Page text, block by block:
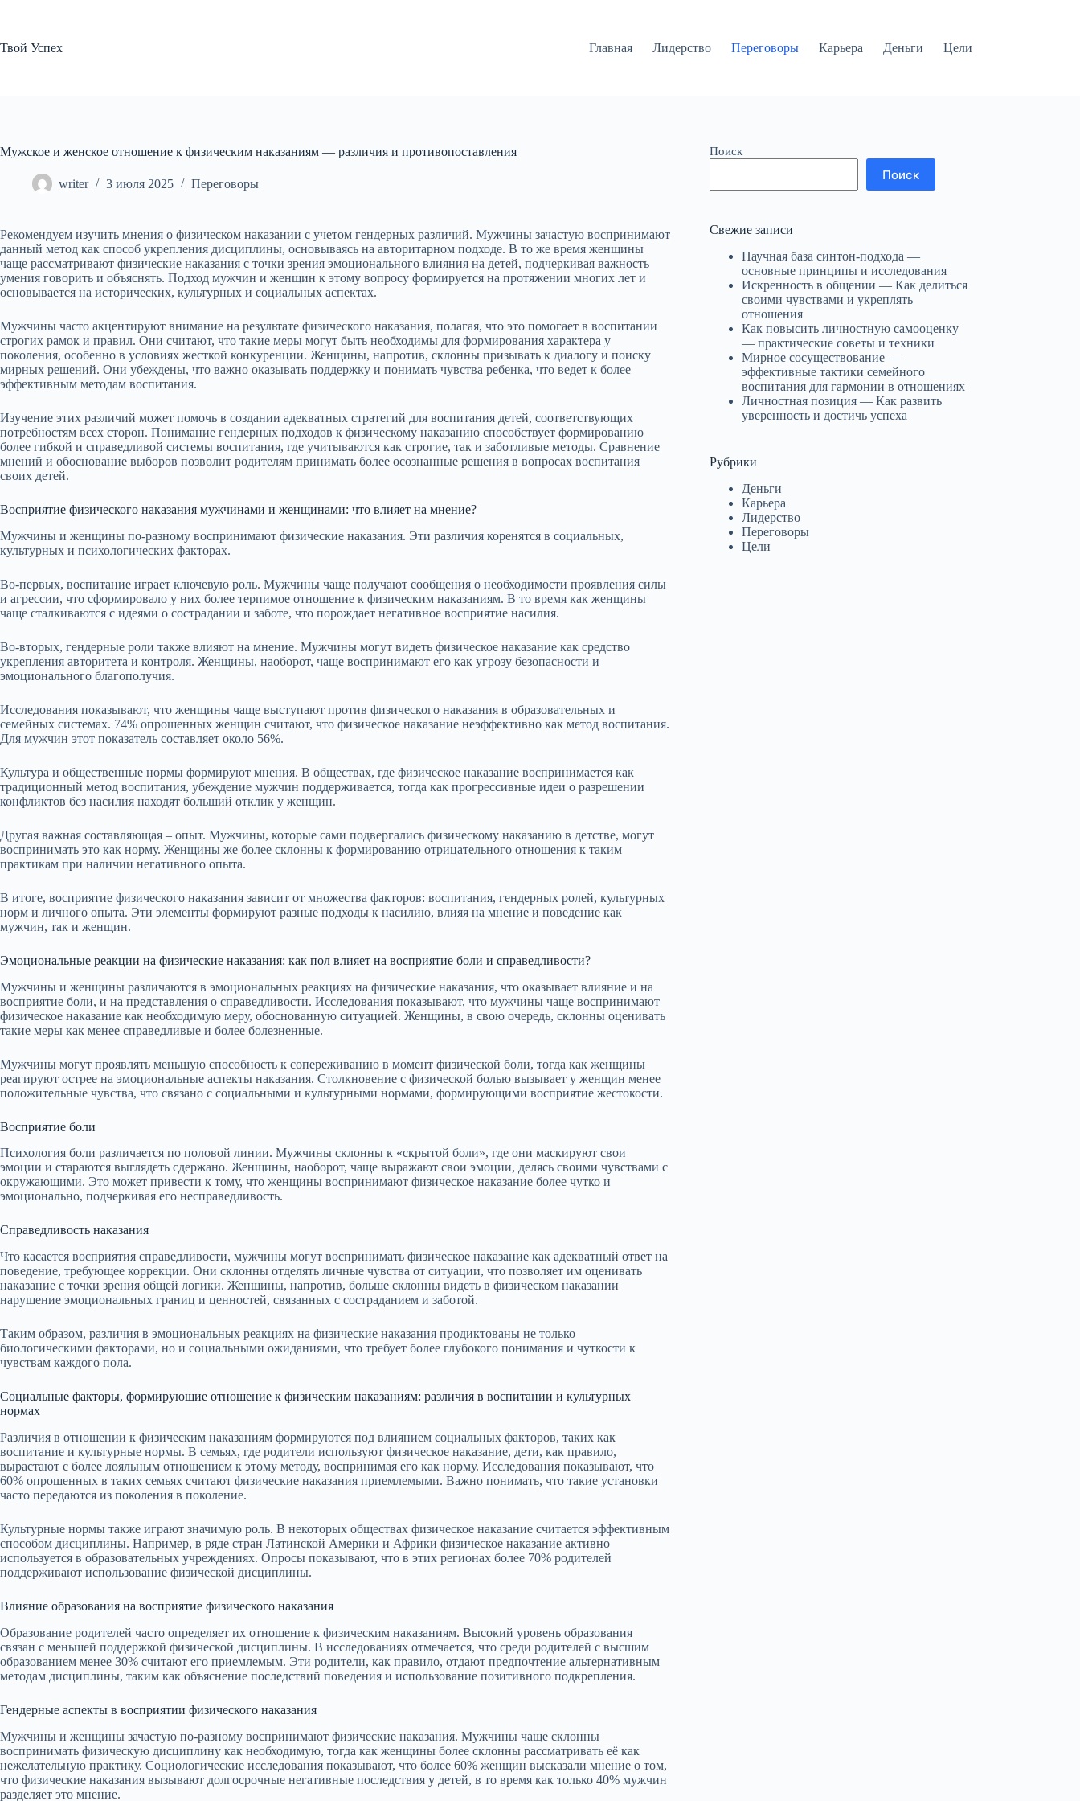
Твой Успех
Главная Лидерство Переговоры Карьера Деньги Цели
Мужское и женское отношение к физическим наказаниям — различия и противопоставления
writer 3 июля 2025 Переговоры
Рекомендуем изучить мнения о физическом наказании с учетом гендерных различий. Мужчины зачастую воспринимают
данный метод как способ укрепления дисциплины, основываясь на авторитарном подходе. В то же время женщины
чаще рассматривают физические наказания с точки зрения эмоционального влияния на детей, подчеркивая важность
умения говорить и объяснять. Подход мужчин и женщин к этому вопросу формируется на протяжении многих лет и
основывается на исторических, культурных и социальных аспектах.
Мужчины часто акцентируют внимание на результате физического наказания, полагая, что это помогает в воспитании
строгих рамок и правил. Они считают, что такие меры могут быть необходимы для формирования характера у
поколения, особенно в условиях жесткой конкуренции. Женщины, напротив, склонны призывать к диалогу и поиску
мирных решений. Они убеждены, что важно оказывать поддержку и понимать чувства ребенка, что ведет к более
эффективным методам воспитания.
Изучение этих различий может помочь в создании адекватных стратегий для воспитания детей, соответствующих
потребностям всех сторон. Понимание гендерных подходов к физическому наказанию способствует формированию
более гибкой и справедливой системы воспитания, где учитываются как строгие, так и заботливые методы. Сравнение
мнений и обоснование выборов позволит родителям принимать более осознанные решения в вопросах воспитания
своих детей.
Восприятие физического наказания мужчинами и женщинами: что влияет на мнение?
Мужчины и женщины по-разному воспринимают физические наказания. Эти различия коренятся в социальных,
культурных и психологических факторах.
Во-первых, воспитание играет ключевую роль. Мужчины чаще получают сообщения о необходимости проявления силы
и агрессии, что сформировало у них более терпимое отношение к физическим наказаниям. В то время как женщины
чаще сталкиваются с идеями о сострадании и заботе, что порождает негативное восприятие насилия.
Во-вторых, гендерные роли также влияют на мнение. Мужчины могут видеть физическое наказание как средство
укрепления авторитета и контроля. Женщины, наоборот, чаще воспринимают его как угрозу безопасности и
эмоционального благополучия.
Исследования показывают, что женщины чаще выступают против физического наказания в образовательных и
семейных системах. 74% опрошенных женщин считают, что физическое наказание неэффективно как метод воспитания.
Для мужчин этот показатель составляет около 56%.
Культура и общественные нормы формируют мнения. В обществах, где физическое наказание воспринимается как
традиционный метод воспитания, убеждение мужчин поддерживается, тогда как прогрессивные идеи о разрешении
конфликтов без насилия находят больший отклик у женщин.
Другая важная составляющая – опыт. Мужчины, которые сами подвергались физическому наказанию в детстве, могут
воспринимать это как норму. Женщины же более склонны к формированию отрицательного отношения к таким
практикам при наличии негативного опыта.
В итоге, восприятие физического наказания зависит от множества факторов: воспитания, гендерных ролей, культурных
норм и личного опыта. Эти элементы формируют разные подходы к насилию, влияя на мнение и поведение как
мужчин, так и женщин.
Эмоциональные реакции на физические наказания: как пол влияет на восприятие боли и справедливости?
Мужчины и женщины различаются в эмоциональных реакциях на физические наказания, что оказывает влияние и на
восприятие боли, и на представления о справедливости. Исследования показывают, что мужчины чаще воспринимают
физическое наказание как необходимую меру, обоснованную ситуацией. Женщины, в свою очередь, склонны оценивать
такие меры как менее справедливые и более болезненные.
Мужчины могут проявлять меньшую способность к сопереживанию в момент физической боли, тогда как женщины
реагируют острее на эмоциональные аспекты наказания. Столкновение с физической болью вызывает у женщин менее
положительные чувства, что связано с социальными и культурными нормами, формирующими восприятие жестокости.
Восприятие боли
Психология боли различается по половой линии. Мужчины склонны к «скрытой боли», где они маскируют свои
эмоции и стараются выглядеть сдержано. Женщины, наоборот, чаще выражают свои эмоции, делясь своими чувствами с
окружающими. Это может привести к тому, что женщины воспринимают физическое наказание более чутко и
эмоционально, подчеркивая его несправедливость.
Справедливость наказания
Что касается восприятия справедливости, мужчины могут воспринимать физическое наказание как адекватный ответ на
поведение, требующее коррекции. Они склонны отделять личные чувства от ситуации, что позволяет им оценивать
наказание с точки зрения общей логики. Женщины, напротив, больше склонны видеть в физическом наказании
нарушение эмоциональных границ и ценностей, связанных с состраданием и заботой.
Таким образом, различия в эмоциональных реакциях на физические наказания продиктованы не только
биологическими факторами, но и социальными ожиданиями, что требует более глубокого понимания и чуткости к
чувствам каждого пола.
Социальные факторы, формирующие отношение к физическим наказаниям: различия в воспитании и культурных
нормах
Различия в отношении к физическим наказаниям формируются под влиянием социальных факторов, таких как
воспитание и культурные нормы. В семьях, где родители используют физическое наказание, дети, как правило,
вырастают с более лояльным отношением к этому методу, воспринимая его как норму. Исследования показывают, что
60% опрошенных в таких семьях считают физические наказания приемлемыми. Важно понимать, что такие установки
часто передаются из поколения в поколение.
Культурные нормы также играют значимую роль. В некоторых обществах физическое наказание считается эффективным
способом дисциплины. Например, в ряде стран Латинской Америки и Африки физическое наказание активно
используется в образовательных учреждениях. Опросы показывают, что в этих регионах более 70% родителей
поддерживают использование физической дисциплины.
Влияние образования на восприятие физического наказания
Образование родителей часто определяет их отношение к физическим наказаниям. Высокий уровень образования
связан с меньшей поддержкой физической дисциплины. В исследованиях отмечается, что среди родителей с высшим
образованием менее 30% считают его приемлемым. Эти родители, как правило, отдают предпочтение альтернативным
методам дисциплины, таким как объяснение последствий поведения и использование позитивного подкрепления.
Гендерные аспекты в восприятии физического наказания
Мужчины и женщины зачастую по-разному воспринимают физические наказания. Мужчины чаще склонны
воспринимать физическую дисциплину как необходимую, тогда как женщины более склонны рассматривать её как
нежелательную практику. Социологические исследования показывают, что более 60% женщин высказали мнение о том,
что физические наказания вызывают долгосрочные негативные последствия у детей, в то время как только 40% мужчин
разделяет это мнение.
Поиск
Поиск
Свежие записи
Научная база синтон-подхода —
основные принципы и исследования
Искренность в общении — Как делиться
своими чувствами и укреплять
отношения
Как повысить личностную самооценку
— практические советы и техники
Мирное сосуществование —
эффективные тактики семейного
воспитания для гармонии в отношениях
Личностная позиция — Как развить
уверенность и достичь успеха
Рубрики
Деньги
Карьера
Лидерство
Переговоры
Цели